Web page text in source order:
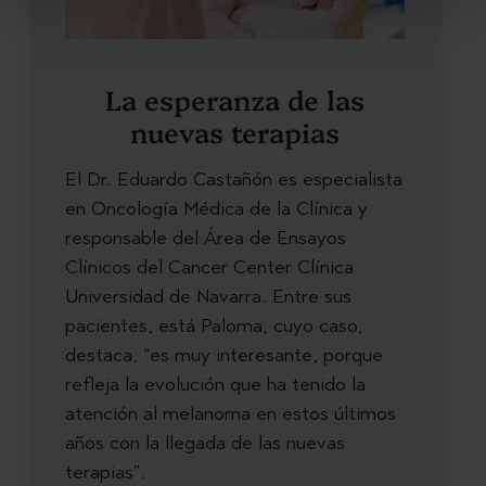
La esperanza de las
nuevas terapias
El Dr. Eduardo Castañón es especialista
en Oncología Médica de la Clínica y
responsable del Área de Ensayos
Clínicos del Cancer Center Clínica
Universidad de Navarra. Entre sus
pacientes, está Paloma, cuyo caso,
destaca, “es muy interesante, porque
refleja la evolución que ha tenido la
atención al melanoma en estos últimos
años con la llegada de las nuevas
terapias”.